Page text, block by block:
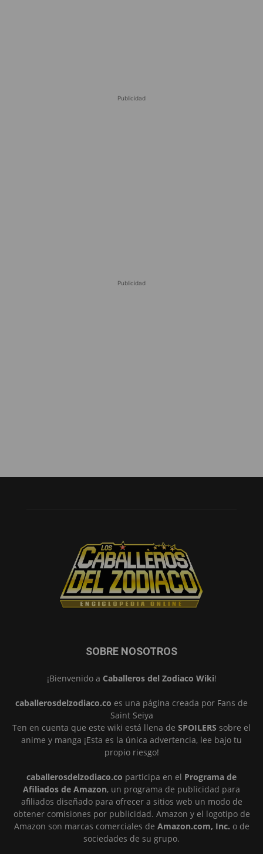
Publicidad
Publicidad
SOBRE NOSOTROS
¡Bienvenido a Caballeros del Zodiaco Wiki!
caballerosdelzodiaco.co es una página creada por Fans de
Saint Seiya
Ten en cuenta que este wiki está llena de SPOILERS sobre el
anime y manga ¡Esta es la única advertencia, lee bajo tu
propio riesgo!
caballerosdelzodiaco.co participa en el Programa de
Afiliados de Amazon, un programa de publicidad para
afiliados diseñado para ofrecer a sitios web un modo de
obtener comisiones por publicidad. Amazon y el logotipo de
Amazon son marcas comerciales de Amazon.com, Inc. o de
sociedades de su grupo.